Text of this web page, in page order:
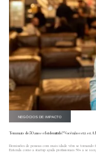
NEGÓCIOS DE IMPACTO
Tem mais de 50 anos e foi demitido? Você não está só.
Demissões de pessoas com mais idade vêm se
Entenda como a startup ajuda profissionais 50+ a se